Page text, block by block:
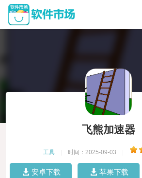
飞熊加速器
工具 时间：2025-09-03
安卓下载 苹果下载